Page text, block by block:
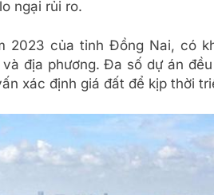
ngại rủi ro.
của tỉnh Đồng Nai, có
địa phương. Đa số dự án
xác định giá đất để kịp thời